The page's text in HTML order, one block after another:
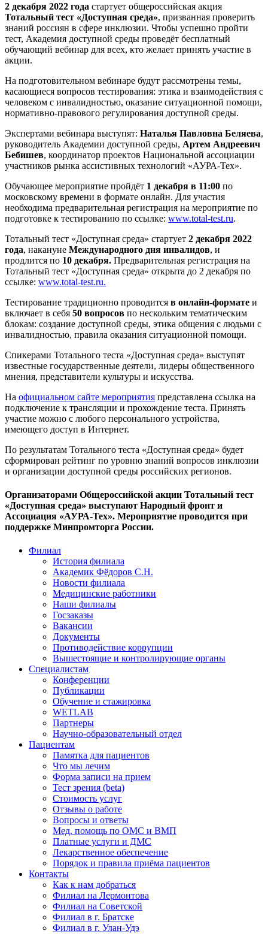
2 декабря 2022 года стартует общероссийская акция
Тотальный тест «Доступная среда», призванная проверить
знаний россиян в сфере инклюзии. Чтобы успешно пройти
тест, Академия доступной среды проведёт бесплатный
обучающий вебинар для всех, кто желает принять участие в
акции.
На подготовительном вебинаре будут рассмотрены темы,
касающиеся вопросов тестирования: этика и взаимодействия с
человеком с инвалидностью, оказание ситуационной помощи,
нормативно-правового регулирования доступной среды.
Экспертами вебинара выступят: Наталья Павловна Беляева,
руководитель Академии доступной среды, Артем Андреевич
Бебишев, координатор проектов Национальной ассоциации
участников рынка ассистивных технологий «АУРА-Тех».
Обучающее мероприятие пройдёт 1 декабря в 11:00 по
московскому времени в формате онлайн. Для участия
необходима предварительная регистрация на мероприятие по
подготовке к тестированию по ссылке: www.total-test.ru.
Тотальный тест «Доступная среда» стартует 2 декабря 2022
года, накануне Международного дня инвалидов, и
продлится по 10 декабря. Предварительная регистрация на
Тотальный тест «Доступная среда» открыта до 2 декабря по
ссылке: www.total-test.ru.
Тестирование традиционно проводится в онлайн-формате и
включает в себя 50 вопросов по нескольким тематическим
блокам: создание доступной среды, этика общения с людьми с
инвалидностью, правила оказания ситуационной помощи.
Спикерами Тотального теста «Доступная среда» выступят
известные государственные деятели, лидеры общественного
мнения, представители культуры и искусства.
На официальном сайте мероприятия представлена ссылка на
подключение к трансляции и прохождение теста. Принять
участие можно с любого персонального устройства,
имеющего доступ в Интернет.
По результатам Тотального теста «Доступная среда» будет
сформирован рейтинг по уровню знаний вопросов инклюзии
и организации доступной среды российских регионов.
Организаторами Общероссийской акции Тотальный тест
«Доступная среда» выступают Народный фронт и
Ассоциация «АУРА-Тех». Мероприятие проводится при
поддержке Минпромторга России.
Филиал
История филиала
Академик Фёдоров С.Н.
Новости филиала
Медицинские работники
Наши филиалы
Госзаказы
Вакансии
Документы
Противодействие коррупции
Вышестоящие и контролирующие органы
Специалистам
Конференции
Публикации
Обучение и стажировка
WETLAB
Партнеры
Научно-образовательный отдел
Пациентам
Памятка для пациентов
Что мы лечим
Форма записи на прием
Тест зрения (beta)
Стоимость услуг
Отзывы о работе
Вопросы и ответы
Мед. помощь по ОМС и ВМП
Платные услуги и ДМС
Лекарственное обеспечение
Порядок и правила приёма пациентов
Контакты
Как к нам добраться
Филиал на Лермонтова
Филиал на Советской
Филиал в г. Братске
Филиал в г. Улан-Удэ